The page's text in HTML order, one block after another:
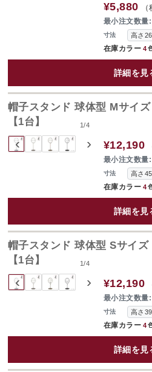
寸法 高さ
在庫カラー 4
¥5,880
最小注文数量
詳細を見
‹ ›
1/4
帽子スタンド 球体型 Mサイ
【1台】
寸法 高さ
在庫カラー 4
¥12,190
最小注文数量
詳細を見
‹ ›
1/4
帽子スタンド 球体型 Sサイ
【1台】
寸法 高さ
在庫カラー 4
¥12,190
最小注文数量
詳細を見